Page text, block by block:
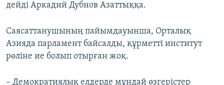
дейді Аркадий Дубнов Азаттыққа.
Саясаттанушының пайымдауынша, Орталық
Азияда парламент байсалды, құрметті институт
рөліне ие болып отырған жоқ.
– Демократиялық елдерде мұндай өзгерістер